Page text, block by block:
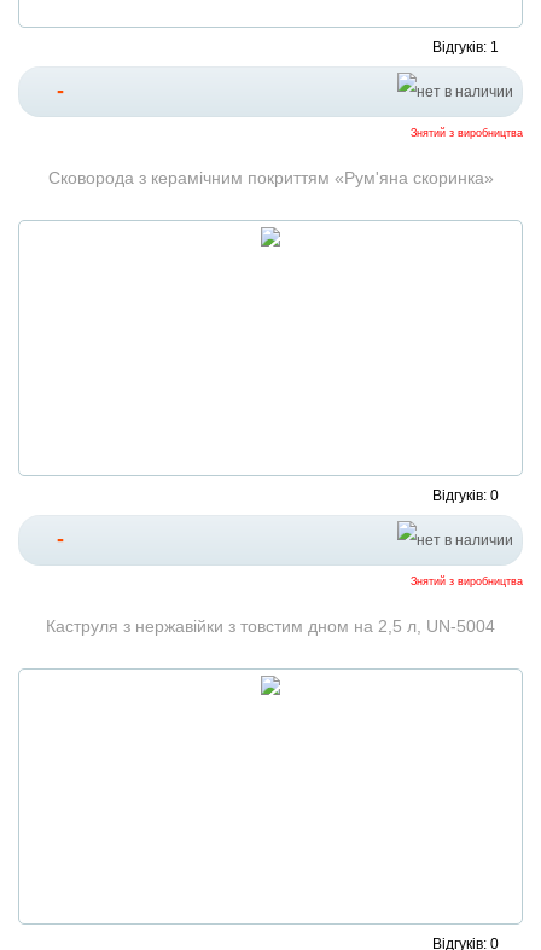
Відгуків: 1
-
Знятий з виробництва
Сковорода з керамічним покриттям «Рум'яна скоринка»
Відгуків: 0
-
Знятий з виробництва
Каструля з нержавійки з товстим дном на 2,5 л, UN-5004
Відгуків: 0